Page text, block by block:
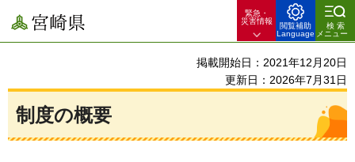
宮崎県
緊急・
災害情報
閲覧補助
Language
検索
メニュー
掲載開始日：2021年12月20日
更新日：2026年7月31日
制度の概要